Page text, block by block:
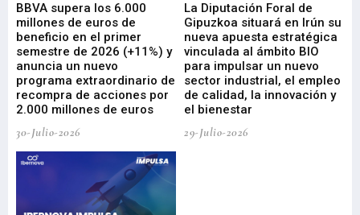
BBVA supera los 6.000
millones de euros de
beneficio en el primer
semestre de 2026 (+11%) y
anuncia un nuevo
programa extraordinario de
recompra de acciones por
2.000 millones de euros
30-Julio-2026
La Diputación Foral de
Gipuzkoa situará en Irún su
nueva apuesta estratégica
vinculada al ámbito BIO
para impulsar un nuevo
sector industrial, el empleo
de calidad, la innovación y
el bienestar
29-Julio-2026